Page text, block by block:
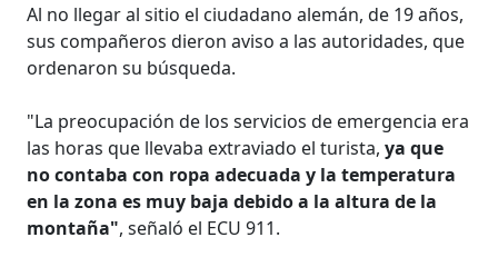
Al no llegar al sitio el ciudadano alemán, de 19 años,
sus compañeros dieron aviso a las autoridades, que
ordenaron su búsqueda.
"La preocupación de los servicios de emergencia era
las horas que llevaba extraviado el turista,ya que
no contaba con ropa adecuada y la temperatura
en la zona es muy baja debido a la altura de la
montaña", señaló el ECU 911.